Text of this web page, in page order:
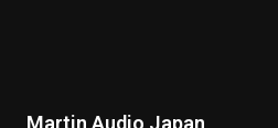
Martin Audio Japan